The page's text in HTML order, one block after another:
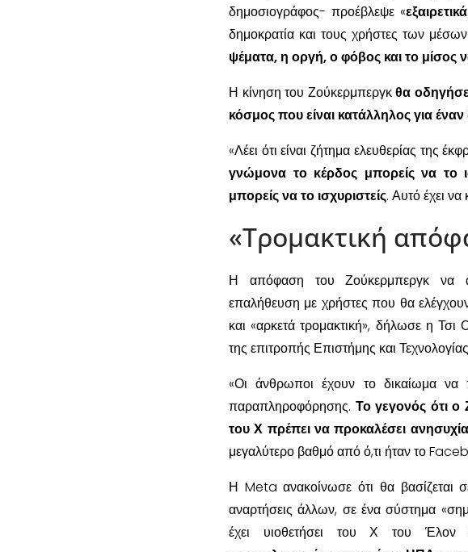
δημοσιογράφος- προέβλεψε «
δημοκρατία και τους χρήστες των
ψέματα, η οργή, ο φόβος και το μίσος
Η κίνηση του Ζούκερμπεργκθα
κόσμος που είναι κατάλληλος για έναν
«Λέει ότι είναι ζήτημα ελευθερίας της
γνώμονα το κέρδος μπορείς να το
μπορείς να το ισχυριστείς. Αυτό έχει να
«Τρομακτική
Η απόφαση του Ζούκερμπεργκ να
επαλήθευση με χρήστες που θα
και «αρκετά τρομακτική», δήλωσε η
της επιτροπής Επιστήμης και
«Οι άνθρωποι έχουν το δικαίωμα να
παραπληροφόρησης. Το γεγονός ότι ο
του Χ πρέπει να προκαλέσει ανησυχία
μεγαλύτερο βαθμό από ό,τι ήταν το
Η Meta ανακοίνωσε ότι θα βασίζεται
αναρτήσεις άλλων, σε ένα σύστημα
έχει υιοθετήσει του Χ του